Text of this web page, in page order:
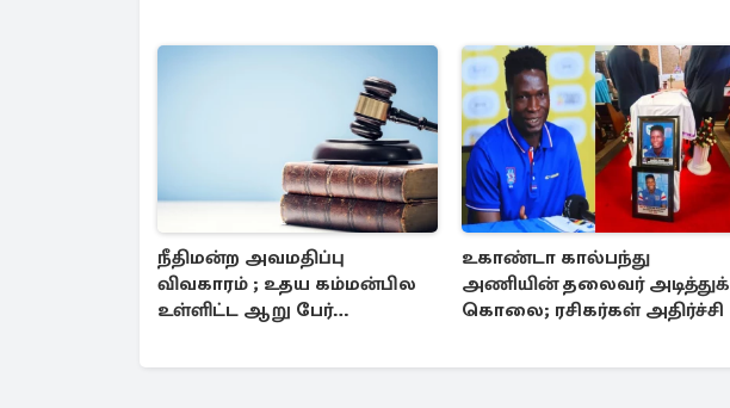
நீதிமன்ற அவமதிப்பு
விவகாரம் ; உதய கம்மன்பில
உள்ளிட்ட ஆறு பேர்
உகாண்டா கால்பந்து
அணியின் தலைவர் அடித்துக்
கொலை; ரசிகர்கள் அதிர்ச்சி